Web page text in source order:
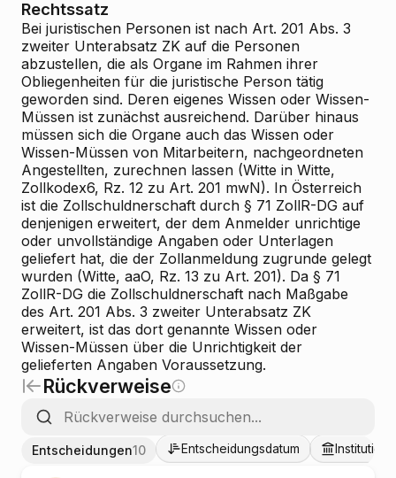
Rechtssatz
Bei juristischen Personen ist nach Art. 201 Abs. 3
zweiter Unterabsatz ZK auf die Personen
abzustellen, die als Organe im Rahmen ihrer
Obliegenheiten für die juristische Person tätig
geworden sind. Deren eigenes Wissen oder Wissen-
Müssen ist zunächst ausreichend. Darüber hinaus
müssen sich die Organe auch das Wissen oder
Wissen-Müssen von Mitarbeitern, nachgeordneten
Angestellten, zurechnen lassen (Witte in Witte,
Zollkodex6, Rz. 12 zu Art. 201 mwN). In Österreich
ist die Zollschuldnerschaft durch § 71 ZollR-DG auf
denjenigen erweitert, der dem Anmelder unrichtige
oder unvollständige Angaben oder Unterlagen
geliefert hat, die der Zollanmeldung zugrunde gelegt
wurden (Witte, aaO, Rz. 13 zu Art. 201). Da § 71
ZollR-DG die Zollschuldnerschaft nach Maßgabe
des Art. 201 Abs. 3 zweiter Unterabsatz ZK
erweitert, ist das dort genannte Wissen oder
Wissen-Müssen über die Unrichtigkeit der
gelieferten Angaben Voraussetzung.
Rückverweise
Entscheidungen10 Entscheidungsdatum